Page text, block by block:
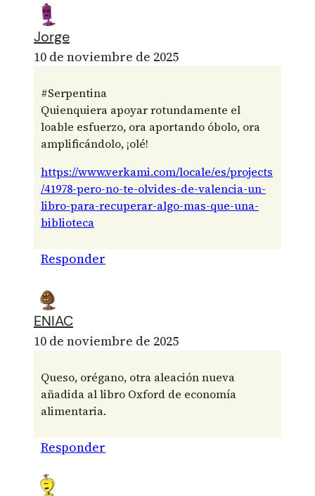
Jorge
10 de noviembre de 2025
#Serpentina
Quienquiera apoyar rotundamente el
loable esfuerzo, ora aportando óbolo, ora
amplificándolo, ¡olé!
https://www.verkami.com/locale/es/projects
/41978-pero-no-te-olvides-de-valencia-un-
libro-para-recuperar-algo-mas-que-una-
biblioteca
Responder
ENIAC
10 de noviembre de 2025
Queso, orégano, otra aleación nueva
añadida al libro Oxford de economía
alimentaria.
Responder